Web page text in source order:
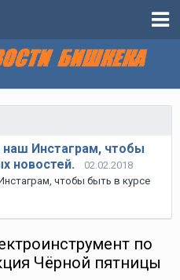
наш Инстаграм, чтобы
новостей.
02.02.2018
чтобы быть в курсе
по
Чёрной пятницы